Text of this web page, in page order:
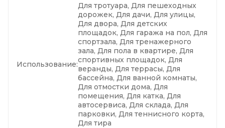
Использование:
Для тротуара, Для пешеходных
дорожек, Для дачи, Для улицы,
Для двора, Для детских
площадок, Для гаража на пол, Для
спортзала, Для тренажерного
зала, Для пола в квартире, Для
спортивных площадок, Для
веранды, Для террасы, Для
бассейна, Для ванной комнаты,
Для отмостки дома, Для
помещения, Для катка, Для
автосервиса, Для склада, Для
парковки, Для теннисного корта,
Для тира